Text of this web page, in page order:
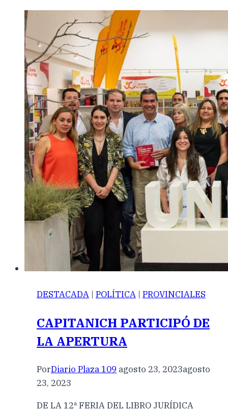
DESTACADA | POLÍTICA | PROVINCIALES
CAPITANICH PARTICIPÓ DE
LA APERTURA
PorDiario Plaza 109 agosto 23, 2023agosto
23, 2023
DE LA 12ª FERIA DEL LIBRO JURÍDICA